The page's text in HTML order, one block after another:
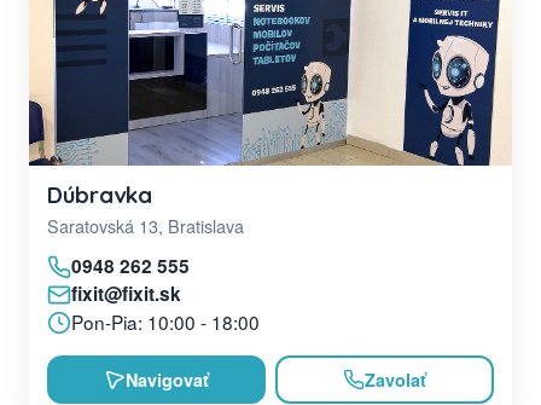
Dúbravka
Saratovská 13, Bratislava
0948 262 555
fixit@fixit.sk
Pon-Pia: 10:00 - 18:00
Navigovať Zavolať